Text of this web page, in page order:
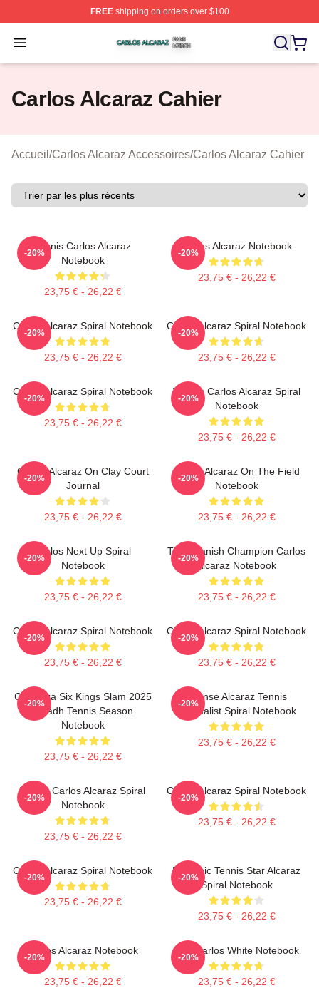
FREEshipping on orders over $100
Open menu
Carlos Alcaraz Shop ⚡️ Officially Licensed Carlos
Carlos Alcaraz Cahier
Accueil /Carlos Alcaraz Accessoires/Carlos Alcaraz Cahier
Tennis Carlos Alcaraz
Notebook
23,75 € - 26,22 €
-20%
Carlos Alcaraz Notebook
23,75 € - 26,22 €
-20%
Carlos Alcaraz Spiral Notebook
23,75 € - 26,22 €
-20%
Carlos Alcaraz Spiral Notebook
23,75 € - 26,22 €
-20%
Carlos Alcaraz Spiral Notebook
23,75 € - 26,22 €
-20%
Who Is Carlos Alcaraz Spiral
Notebook
23,75 € - 26,22 €
-20%
Carlos Alcaraz On Clay Court
Journal
23,75 € - 26,22 €
-20%
Carlos Alcaraz On The Field
Notebook
23,75 € - 26,22 €
-20%
Carlos Next Up Spiral
Notebook
23,75 € - 26,22 €
-20%
The Spanish Champion Carlos
Alcaraz Notebook
23,75 € - 26,22 €
-20%
Carlos Alcaraz Spiral Notebook
23,75 € - 26,22 €
-20%
Carlos Alcaraz Spiral Notebook
23,75 € - 26,22 €
-20%
Carranza Six Kings Slam 2025
Riyadh Tennis Season
Notebook
23,75 € - 26,22 €
-20%
Intense Alcaraz Tennis
Minimalist Spiral Notebook
23,75 € - 26,22 €
-20%
Tennis Carlos Alcaraz Spiral
Notebook
23,75 € - 26,22 €
-20%
Carlos Alcaraz Spiral Notebook
23,75 € - 26,22 €
-20%
Carlos Alcaraz Spiral Notebook
23,75 € - 26,22 €
-20%
Dynamic Tennis Star Alcaraz
Spiral Notebook
23,75 € - 26,22 €
-20%
Carlos Alcaraz Notebook
23,75 € - 26,22 €
-20%
The Carlos White Notebook
23,75 € - 26,22 €
-20%